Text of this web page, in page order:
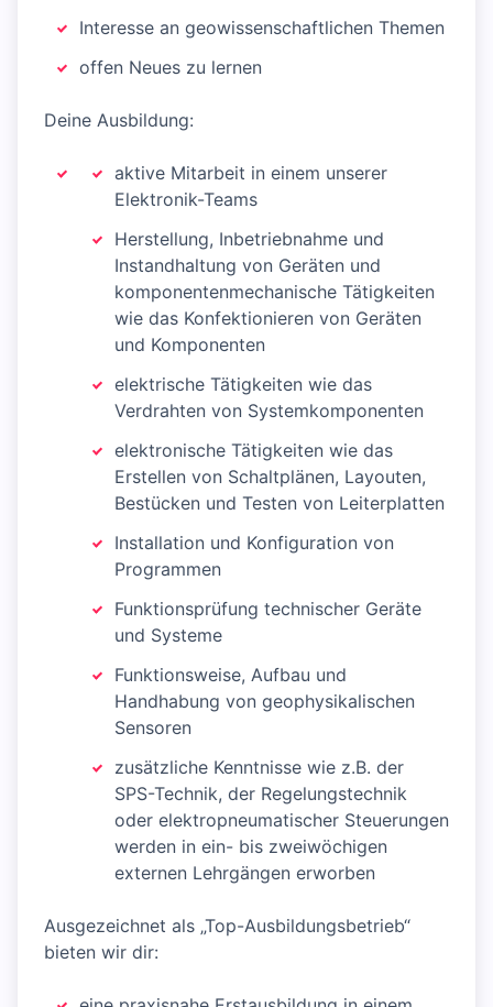
Interesse an geowissenschaftlichen Themen
offen Neues zu lernen
Deine Ausbildung:
aktive Mitarbeit in einem unserer
Elektronik-Teams
Herstellung, Inbetriebnahme und
Instandhaltung von Geräten und
komponentenmechanische Tätigkeiten
wie das Konfektionieren von Geräten
und Komponenten
elektrische Tätigkeiten wie das
Verdrahten von Systemkomponenten
elektronische Tätigkeiten wie das
Erstellen von Schaltplänen, Layouten,
Bestücken und Testen von Leiterplatten
Installation und Konfiguration von
Programmen
Funktionsprüfung technischer Geräte
und Systeme
Funktionsweise, Aufbau und
Handhabung von geophysikalischen
Sensoren
zusätzliche Kenntnisse wie z.B. der
SPS-Technik, der Regelungstechnik
oder elektropneumatischer Steuerungen
werden in ein- bis zweiwöchigen
externen Lehrgängen erworben
Ausgezeichnet als „Top-Ausbildungsbetrieb“
bieten wir dir: